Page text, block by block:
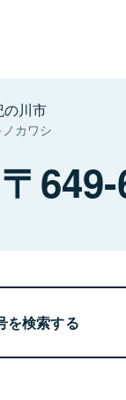
の川市
ノカワシ
を検索する